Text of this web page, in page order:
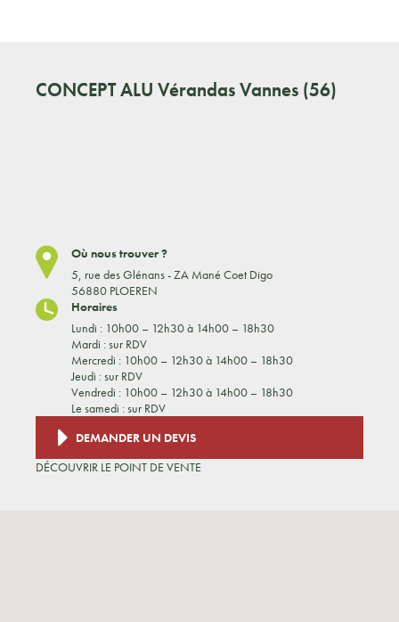
CONCEPT ALU Vérandas Vannes (56)
Où nous trouver ?
5, rue des Glénans - ZA Mané Coet Digo
56880 PLOEREN
Horaires
Lundi : 10h00 – 12h30 à 14h00 – 18h30
Mardi : sur RDV
Mercredi : 10h00 – 12h30 à 14h00 – 18h30
Jeudi : sur RDV
Vendredi : 10h00 – 12h30 à 14h00 – 18h30
Le samedi : sur RDV
DEMANDER UN DEVIS
DÉCOUVRIR LE POINT DE VENTE